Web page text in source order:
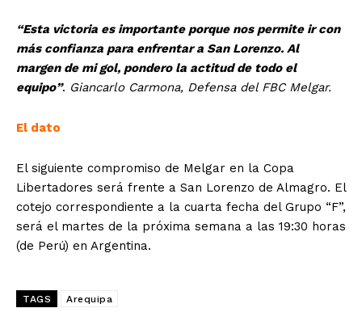
“Esta victoria es importante porque nos permite ir con
más confianza para enfrentar a San Lorenzo. Al
margen de mi gol, pondero la actitud de todo el
equipo”. Giancarlo Carmona, Defensa del FBC Melgar.
El dato
El siguiente compromiso de Melgar en la Copa
Libertadores será frente a San Lorenzo de Almagro. El
cotejo correspondiente a la cuarta fecha del Grupo “F”,
será el martes de la próxima semana a las 19:30 horas
(de Perú) en Argentina.
TAGS Arequipa